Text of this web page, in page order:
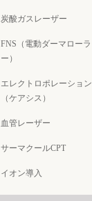
炭酸ガスレーザー
FNS（電動ダーマローラ
ー）
エレクトロポレーション
（ケアシス）
血管レーザー
サーマクールCPT
イオン導入